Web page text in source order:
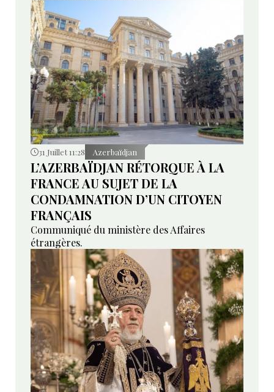
31 Juillet 11:28 Azerbaïdjan
L’AZERBAÏDJAN RÉTORQUE À LA
FRANCE AU SUJET DE LA
CONDAMNATION D’UN CITOYEN
FRANÇAIS
Communiqué du ministère des Affaires
étrangères.